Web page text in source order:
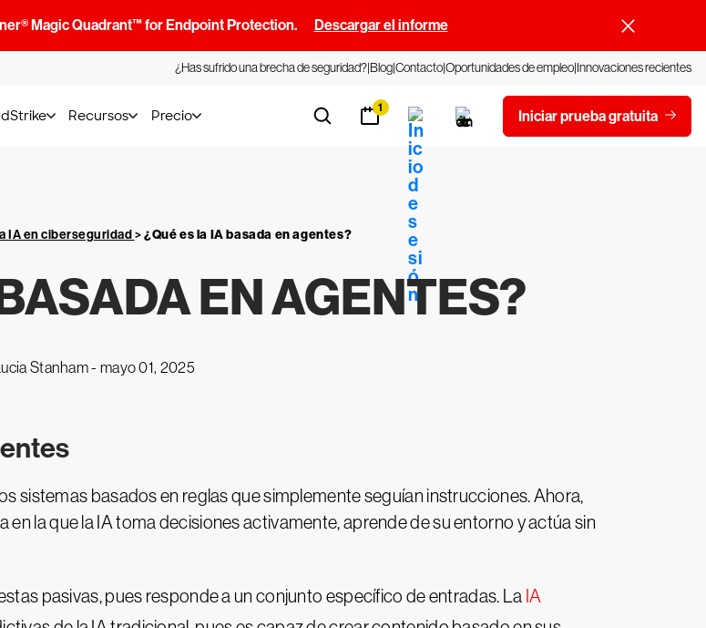
Magic Quadrant™ for Endpoint Protection. Descargar el informe
¿Has sufrido una brecha de seguridad?BlogContactoOportunidades de empleo Innovaciones recientes
Recursos Precio 1 Iniciar prueba gratuita
IA en ciberseguridad>¿Qué es la IA basada en agentes?
EN AGENTES?
Stanham - mayo 01, 2025
sistemas basados en reglas que simplemente seguían instrucciones. Ahora,
la que la IA toma decisiones activamente, aprende de su entorno y actúa sin
pasivas, pues responde a un conjunto específico de entradas. La IA